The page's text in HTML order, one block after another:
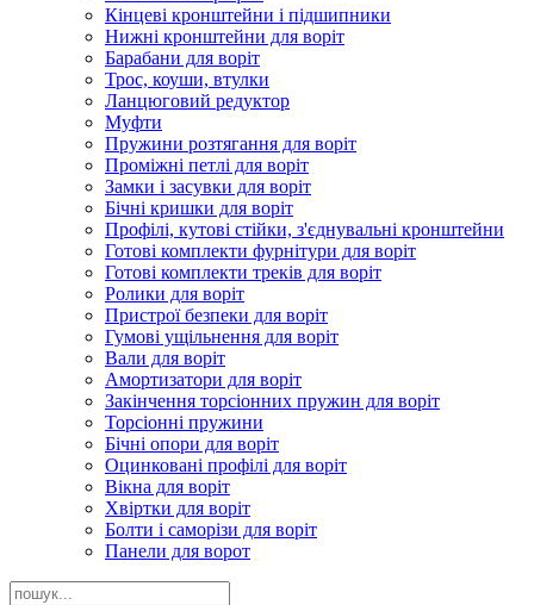
Кінцеві кронштейни і підшипники
Нижні кронштейни для воріт
Барабани для воріт
Трос, коуши, втулки
Ланцюговий редуктор
Муфти
Пружини розтягання для воріт
Проміжні петлі для воріт
Замки і засувки для воріт
Бічні кришки для воріт
Профілі, кутові стійки, з'єднувальні кронштейни
Готові комплекти фурнітури для воріт
Готові комплекти треків для воріт
Ролики для воріт
Пристрої безпеки для воріт
Гумові ущільнення для воріт
Вали для воріт
Амортизатори для воріт
Закінчення торсіонних пружин для воріт
Торсіонні пружини
Бічні опори для воріт
Оцинковані профілі для воріт
Вікна для воріт
Хвіртки для воріт
Болти і саморізи для воріт
Панели для ворот